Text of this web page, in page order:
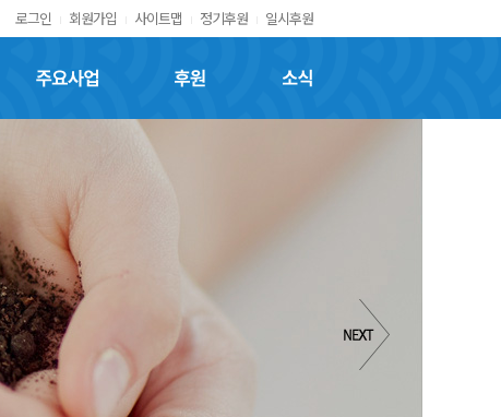
로그인 회원가입 사이트맵 정기후원 일시후원
주요사업 후원 소식